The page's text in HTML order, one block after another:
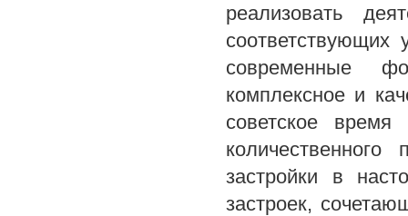
реализовать
современные
комплексное и
советское
застройки в
застроек,